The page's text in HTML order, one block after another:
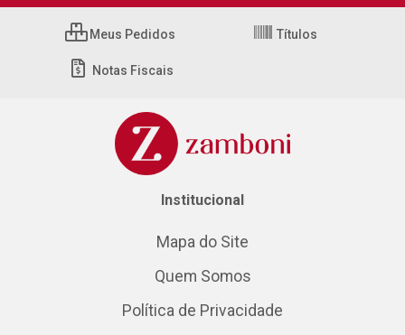
Meus Pedidos Títulos
Notas Fiscais
Institucional
Mapa do Site
Quem Somos
Política de Privacidade